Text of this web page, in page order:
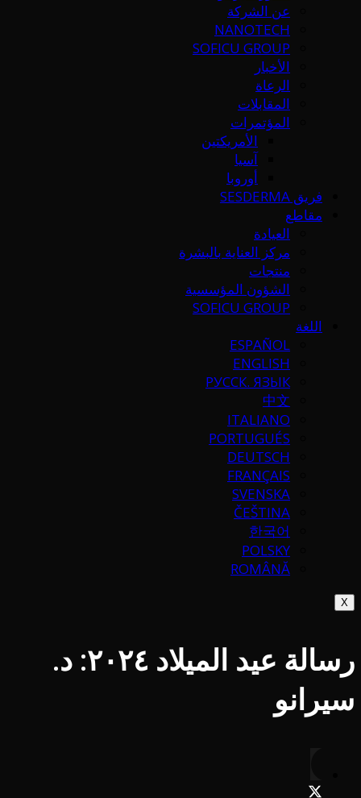
عن الشركة
NANOTECH
SOFICU GROUP
الأخبار
الرعاة
المقابلات
المؤتمرات
الأمريكتين
آسيا
أوروبا
فريق SESDERMA
مقاطع
العيادة
مركز العناية بالبشرة
منتجات
الشؤون المؤسسية
SOFICU GROUP
اللغة
ESPAÑOL
ENGLISH
РУССК. ЯЗЫК
中文
ITALIANO
PORTUGUÉS
DEUTSCH
FRANÇAIS
SVENSKA
ČEŠTINA
한국어
POLSKY
ROMÂNĂ
X
رسالة عيد الميلاد ٢٠٢٤: د.
سيرانو